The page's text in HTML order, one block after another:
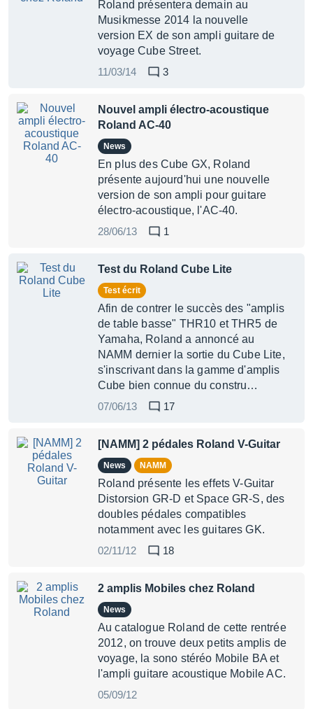
Roland présentera demain au
Musikmesse 2014 la nouvelle
version EX de son ampli guitare de
voyage Cube Street.
11/03/14
3
Nouvel ampli électro-acoustique
Roland AC-40
News
En plus des Cube GX, Roland
présente aujourd'hui une nouvelle
version de son ampli pour guitare
électro-acoustique, l'AC-40.
28/06/13
1
Test du Roland Cube Lite
Test écrit
Afin de contrer le succès des "amplis
de table basse" THR10 et THR5 de
Yamaha, Roland a annoncé au
NAMM dernier la sortie du Cube Lite,
s'inscrivant dans la gamme d'amplis
Cube bien connue du constru…
07/06/13
17
[NAMM] 2 pédales Roland V-Guitar
News NAMM
Roland présente les effets V-Guitar
Distorsion GR-D et Space GR-S, des
doubles pédales compatibles
notamment avec les guitares GK.
02/11/12
18
2 amplis Mobiles chez Roland
News
Au catalogue Roland de cette rentrée
2012, on trouve deux petits amplis de
voyage, la sono stéréo Mobile BA et
l'ampli guitare acoustique Mobile AC.
05/09/12